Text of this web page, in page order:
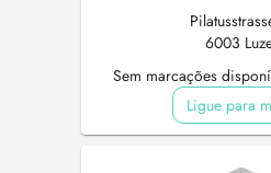
6003
Sem marcações
Ligue para